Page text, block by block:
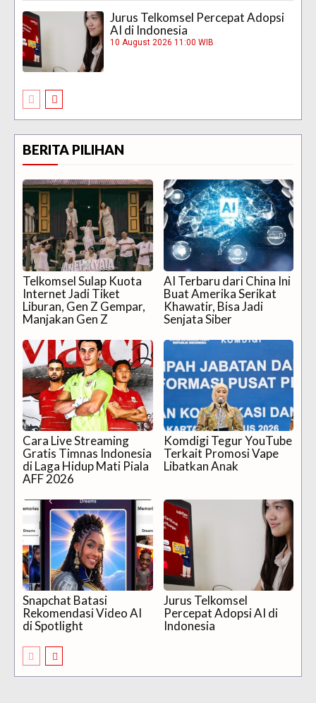
Jurus Telkomsel Percepat Adopsi
AI di Indonesia
10 August 2026 11:00 WIB
BERITA PILIHAN
Telkomsel Sulap Kuota
Internet Jadi Tiket
Liburan, Gen Z Gempar,
Manjakan Gen Z
AI Terbaru dari China Ini
Buat Amerika Serikat
Khawatir, Bisa Jadi
Senjata Siber
Cara Live Streaming
Gratis Timnas Indonesia
di Laga Hidup Mati Piala
AFF 2026
Komdigi Tegur YouTube
Terkait Promosi Vape
Libatkan Anak
Snapchat Batasi
Rekomendasi Video AI
di Spotlight
Jurus Telkomsel
Percepat Adopsi AI di
Indonesia